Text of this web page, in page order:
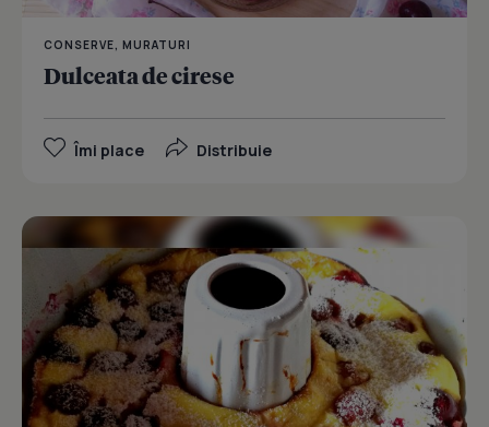
CONSERVE, MURATURI
Dulceata de cirese
Îmi place Distribuie